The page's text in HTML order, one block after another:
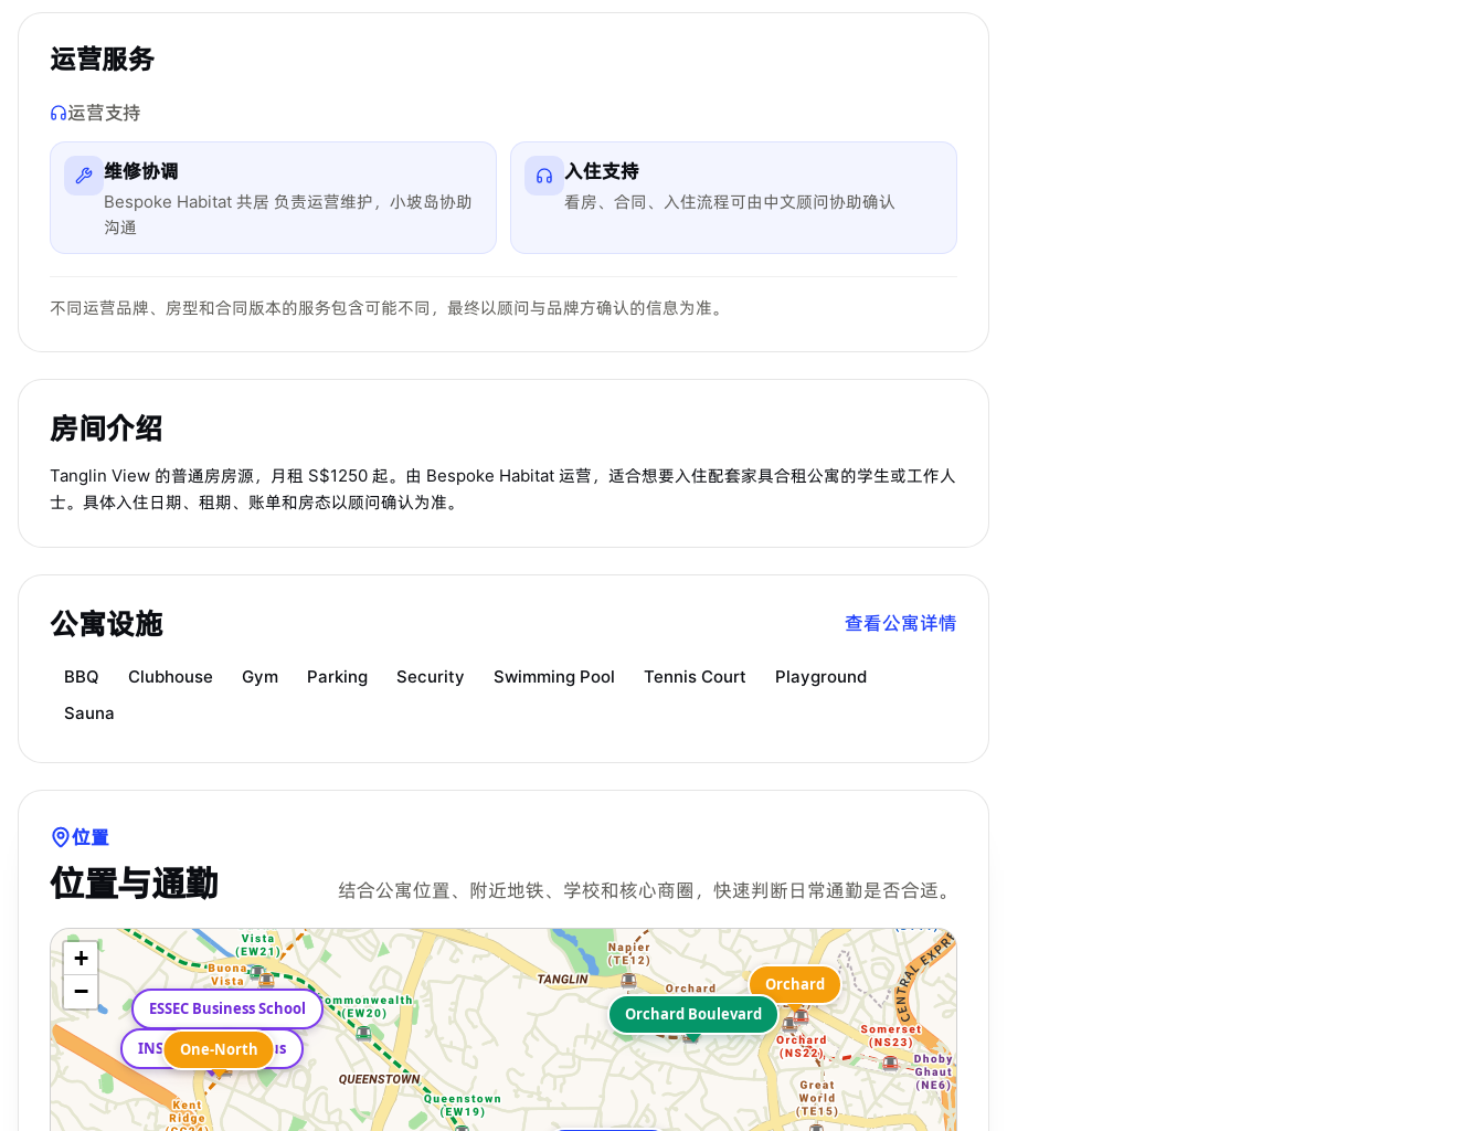
运营服务
运营支持
维修协调
Bespoke Habitat 共居 负责运营维护，小坡岛协助
沟通
入住支持
看房、合同、入住流程可由中文顾问协助确认
不同运营品牌、房型和合同版本的服务包含可能不同，最终以顾问与品牌方确认的信息为准。
房间介绍
Tanglin View 的普通房房源，月租 S$1250 起。由 Bespoke Habitat 运营，适合想要入住配套家具合租公寓的学生或工作人
士。具体入住日期、租期、账单和房态以顾问确认为准。
公寓设施 查看公寓详情
BBQ Clubhouse Gym Parking Security Swimming Pool Tennis Court
Playground
Sauna
位置
位置与通勤 结合公寓位置、附近地铁、学校和核心商圈，快速判断日常通勤是否合适。
Orchard Boulevard
ESSEC Business School
INSEAD Asia Campus
Orchard
One-North
+
−